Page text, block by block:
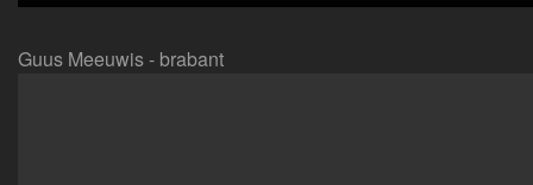
Guus Meeuwis - brabant